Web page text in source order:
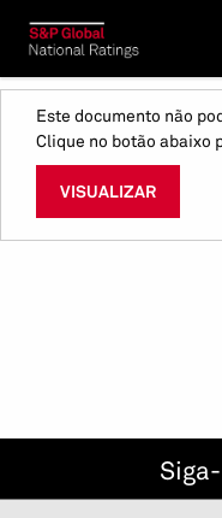
Este documento não
Clique no botão abaixo
VISUALIZAR